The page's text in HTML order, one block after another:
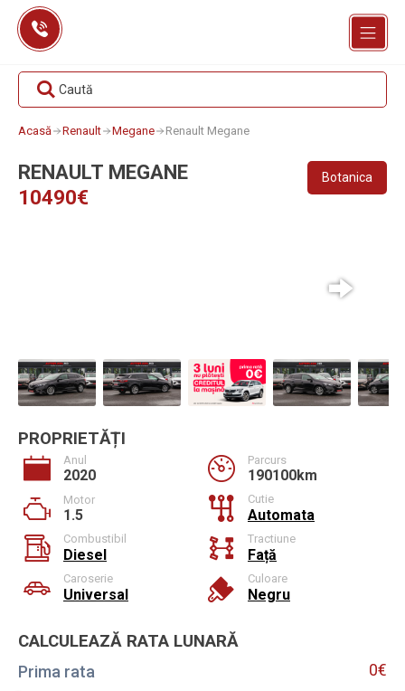
Skip
content
Caută
Acasă Renault Megane Renault Megane
RENAULT MEGANE
10490€
Botanica
PROPRIETĂȚI
Anul
2020
Parcurs
190100km
Motor
1.5
Cutie
Automata
Combustibil
Diesel
Tractiune
Față
Caroserie
Universal
Culoare
Negru
CALCULEAZĂ RATA LUNARĂ
Prima rata 0€